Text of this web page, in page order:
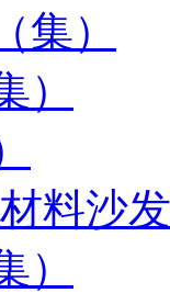
集）
）
料沙
）